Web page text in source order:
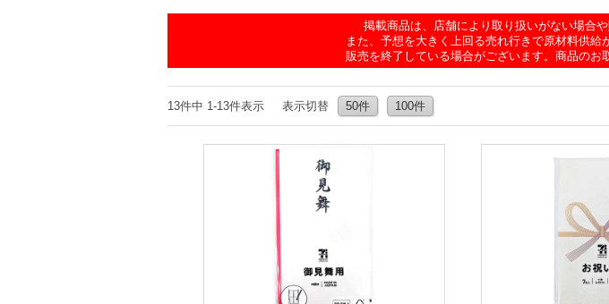
掲載商品は、店舗により取り扱いがない場合
また、予想を大きく上回る売れ行きで原材料供
販売を終了している場合がございます。商品のお
13件中 1-13件表示 表示切替 50件 100件